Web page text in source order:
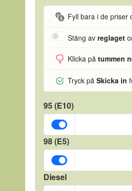
Fyll bara i de priser
Stäng av reglaget
Klicka på tummen
Tryck på Skicka in
95 (E10)
98 (E5)
Diesel